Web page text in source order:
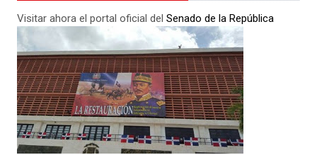
Visitar ahora el portal oficial del Senado de la República